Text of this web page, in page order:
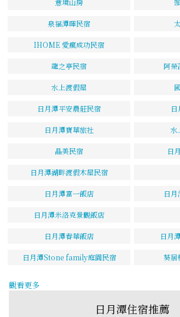
泉福潭暉民宿
IHOME 愛瘋成功民宿
龍之亭民宿 阿榮
水上渡假屋
日月潭平安農莊民宿
日月潭寶華旅社 水
晶美民宿 日
日月潭湖畔渡假木屋民宿
日月潭富一飯店 日
日月潭米洛克景觀飯店
日月潭春華飯店 日月
日月潭Stone family庭園民宿 葵居
觀看更多
日月潭住宿推薦